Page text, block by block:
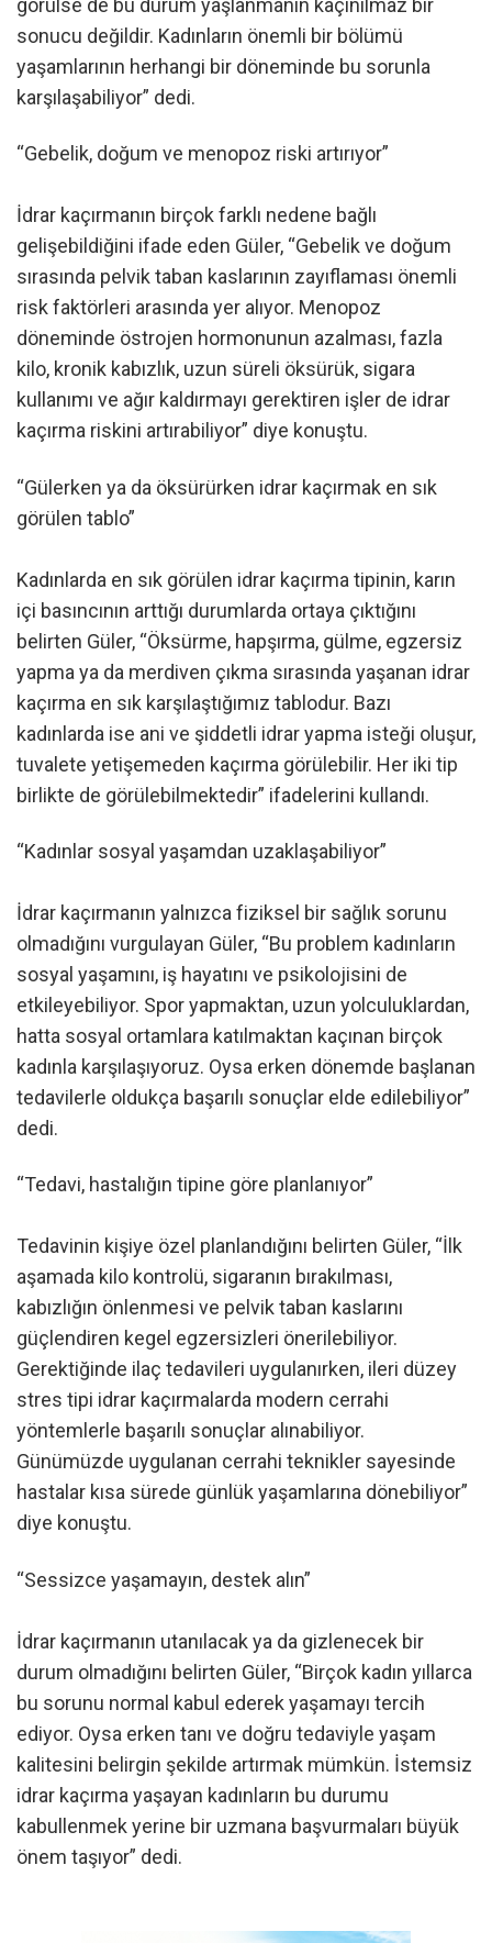
görülse de bu durum yaşlanmanın kaçınılmaz bir
sonucu değildir. Kadınların önemli bir bölümü
yaşamlarının herhangi bir döneminde bu sorunla
karşılaşabiliyor” dedi.
“Gebelik, doğum ve menopoz riski artırıyor”
İdrar kaçırmanın birçok farklı nedene bağlı
gelişebildiğini ifade eden Güler, “Gebelik ve doğum
sırasında pelvik taban kaslarının zayıflaması önemli
risk faktörleri arasında yer alıyor. Menopoz
döneminde östrojen hormonunun azalması, fazla
kilo, kronik kabızlık, uzun süreli öksürük, sigara
kullanımı ve ağır kaldırmayı gerektiren işler de idrar
kaçırma riskini artırabiliyor” diye konuştu.
“Gülerken ya da öksürürken idrar kaçırmak en sık
görülen tablo”
Kadınlarda en sık görülen idrar kaçırma tipinin, karın
içi basıncının arttığı durumlarda ortaya çıktığını
belirten Güler, “Öksürme, hapşırma, gülme, egzersiz
yapma ya da merdiven çıkma sırasında yaşanan idrar
kaçırma en sık karşılaştığımız tablodur. Bazı
kadınlarda ise ani ve şiddetli idrar yapma isteği oluşur,
tuvalete yetişemeden kaçırma görülebilir. Her iki tip
birlikte de görülebilmektedir” ifadelerini kullandı.
“Kadınlar sosyal yaşamdan uzaklaşabiliyor”
İdrar kaçırmanın yalnızca fiziksel bir sağlık sorunu
olmadığını vurgulayan Güler, “Bu problem kadınların
sosyal yaşamını, iş hayatını ve psikolojisini de
etkileyebiliyor. Spor yapmaktan, uzun yolculuklardan,
hatta sosyal ortamlara katılmaktan kaçınan birçok
kadınla karşılaşıyoruz. Oysa erken dönemde başlanan
tedavilerle oldukça başarılı sonuçlar elde edilebiliyor”
dedi.
“Tedavi, hastalığın tipine göre planlanıyor”
Tedavinin kişiye özel planlandığını belirten Güler, “İlk
aşamada kilo kontrolü, sigaranın bırakılması,
kabızlığın önlenmesi ve pelvik taban kaslarını
güçlendiren kegel egzersizleri önerilebiliyor.
Gerektiğinde ilaç tedavileri uygulanırken, ileri düzey
stres tipi idrar kaçırmalarda modern cerrahi
yöntemlerle başarılı sonuçlar alınabiliyor.
Günümüzde uygulanan cerrahi teknikler sayesinde
hastalar kısa sürede günlük yaşamlarına dönebiliyor”
diye konuştu.
“Sessizce yaşamayın, destek alın”
İdrar kaçırmanın utanılacak ya da gizlenecek bir
durum olmadığını belirten Güler, “Birçok kadın yıllarca
bu sorunu normal kabul ederek yaşamayı tercih
ediyor. Oysa erken tanı ve doğru tedaviyle yaşam
kalitesini belirgin şekilde artırmak mümkün. İstemsiz
idrar kaçırma yaşayan kadınların bu durumu
kabullenmek yerine bir uzmana başvurmaları büyük
önem taşıyor” dedi.